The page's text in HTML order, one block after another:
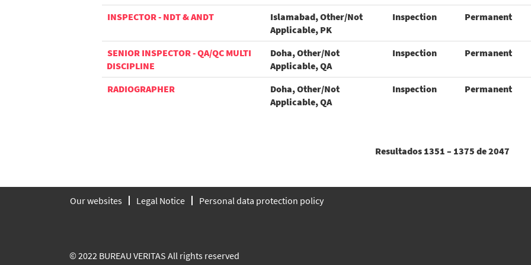
INSPECTOR - NDT & ANDT
Islamabad, Other/Not
Applicable, PK
Inspection Permanent
SENIOR INSPECTOR - QA/QC MULTI
DISCIPLINE
Doha, Other/Not
Applicable, QA
Inspection Permanent
RADIOGRAPHER
Doha, Other/Not
Applicable, QA
Inspection Permanent
Resultados 1351 – 1375 de2047
Our websites Legal Notice Personal data protection policy
© 2022 BUREAU VERITAS All rights reserved